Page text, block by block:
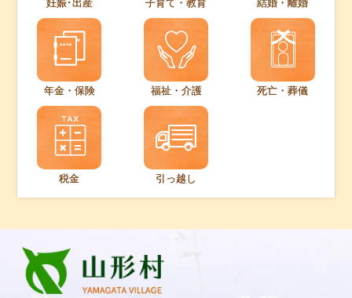
妊娠･出産 子育て・教育 結婚・離婚
年金・保険 福祉・介護 死亡・葬儀
税金 引っ越し